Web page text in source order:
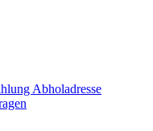
Abholadresse